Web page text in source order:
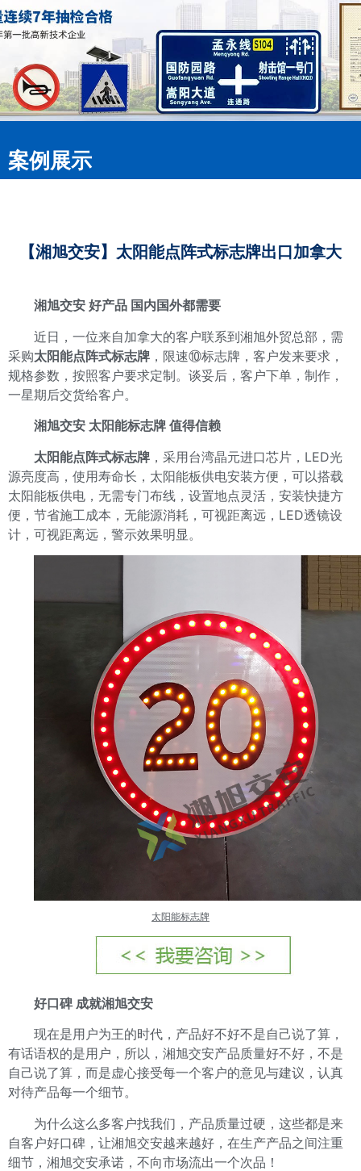
案例展示
【湘旭交安】太阳能点阵式标志牌出口加拿大
湘旭交安 好产品 国内国外都需要
近日，一位来自加拿大的客户联系到湘旭外贸总部，需
采购太阳能点阵式标志牌 ，限速⑩标志牌，客户发来要求，
规格参数，按照客户要求定制。谈妥后，客户下单，制作，
一星期后交货给客户。
湘旭交安 太阳能标志牌 值得信赖
太阳能点阵式标志牌 ，采用台湾晶元进口芯片，LED光
源亮度高，使用寿命长，太阳能板供电安装方便，可以搭载
太阳能板供电，无需专门布线，设置地点灵活，安装快捷方
便，节省施工成本，无能源消耗，可视距离远，LED透镜设
计，可视距离远，警示效果明显。
太阳能标志牌
好口碑 成就湘旭交安
现在是用户为王的时代，产品好不好不是自己说了算，
有话语权的是用户，所以，湘旭交安产品质量好不好，不是
自己说了算，而是虚心接受每一个客户的意见与建议，认真
对待产品每一个细节。
为什么这么多客户找我们，产品质量过硬，这些都是来
自客户好口碑，让湘旭交安越来越好，在生产产品之间注重
细节，湘旭交安承诺，不向市场流出一个次品！